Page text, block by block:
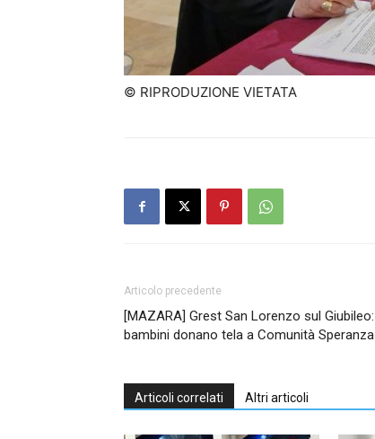
© RIPRODUZIONE VIETATA
Articolo precedente
[MAZARA] Grest San Lorenzo sul Giubileo:
bambini donano tela a Comunità Speranza
Articoli correlati Altri articoli